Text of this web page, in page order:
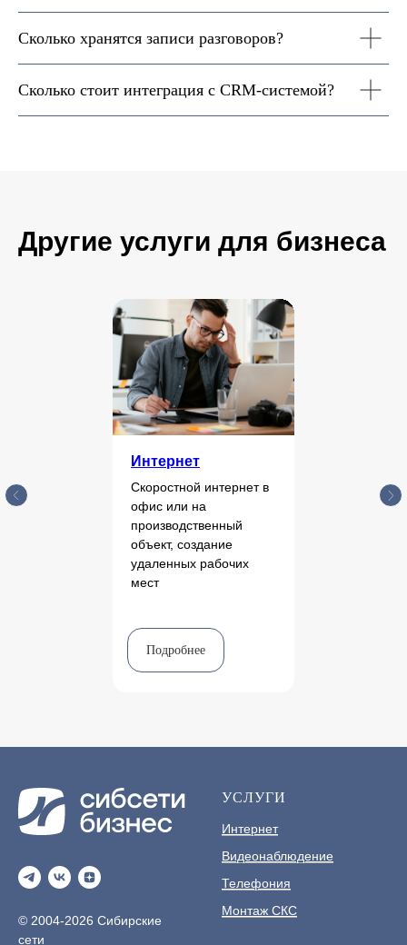
Сколько хранятся записи разговоров?
Сколько стоит интеграция с CRM-системой?
Другие услуги для бизнеса
Интернет
Скоростной интернет в
офис или на
производственный
объект, создание
удаленных рабочих
мест
Подробнее
© 2004-2026 Сибирские
сети
УСЛУГИ
Интернет
Видеонаблюдение
Телефония
Монтаж СКС